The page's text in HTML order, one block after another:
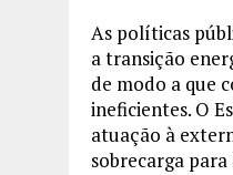
As políticas
a transição
de modo a que
ineficientes. O
atuação à
sobrecarga